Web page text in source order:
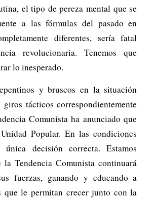
el tipo de pereza mental que se
a las fórmulas del pasado en
diferentes, sería fatal
revolucionaria. Tenemos que
lo inesperado.
y bruscos en la situación
tácticos correspondientemente
Comunista ha anunciado que
Popular. En las condiciones
decisión correcta. Estamos
la Tendencia Comunista continuará
fuerzas, ganando y educando a
que le permitan crecer junto con la